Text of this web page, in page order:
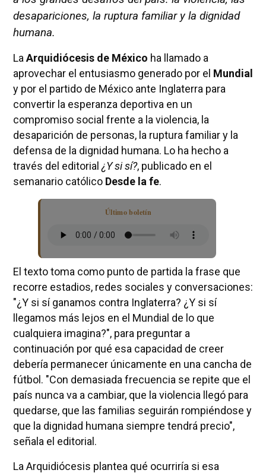
desapariciones, la ruptura familiar y la dignidad
humana.
La Arquidiócesis de México ha llamado a
aprovechar el entusiasmo generado por el Mundial
y por el partido de México ante Inglaterra para
convertir la esperanza deportiva en un
compromiso social frente a la violencia, la
desaparición de personas, la ruptura familiar y la
defensa de la dignidad humana. Lo ha hecho a
través del editorial ¿Y si sí?, publicado en el
semanario católico Desde la fe.
Último boletín
El texto toma como punto de partida la frase que
recorre estadios, redes sociales y conversaciones:
"¿Y si sí ganamos contra Inglaterra? ¿Y si sí
llegamos más lejos en el Mundial de lo que
cualquiera imagina?", para preguntar a
continuación por qué esa capacidad de creer
debería permanecer únicamente en una cancha de
fútbol. "Con demasiada frecuencia se repite que el
país nunca va a cambiar, que la violencia llegó para
quedarse, que las familias seguirán rompiéndose y
que la dignidad humana siempre tendrá precio",
señala el editorial.
La Arquidiócesis plantea qué ocurriría si esa